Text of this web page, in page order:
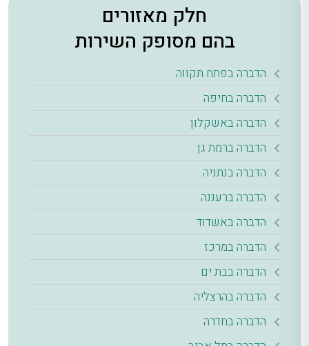
חלק מאזורים
בהם מסופק השירות
הדברה בפתח תקווה
הדברה בחיפה
הדברה באשקלון
הדברה ברמת גן
הדברה בנתניה
הדברה ברעננה
הדברה באשדוד
הדברה במרכז
הדברה בבת ים
הדברה בהרצליה
הדברה בחדרה